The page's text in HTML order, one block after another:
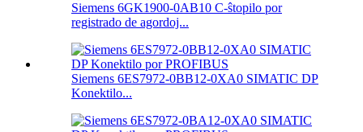
Siemens 6GK1900-0AB10 C-ŝtopilo por
registrado de agordoj...
Siemens 6ES7972-0BB12-0XA0 SIMATIC DP
Konektilo...